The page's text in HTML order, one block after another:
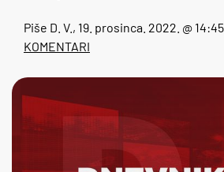
Piše D. V. , 19. prosinca. 2022. @ 14:45
KOMENTARI